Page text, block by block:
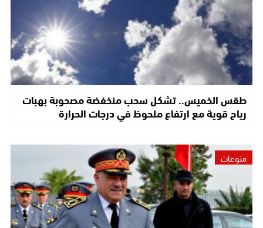
طقس الخميس.. تشكل سحب منخفضة مصحوبة بهبات
رياح قوية مع ارتفاع ملحوظ في درجات الحرارة
منوعات